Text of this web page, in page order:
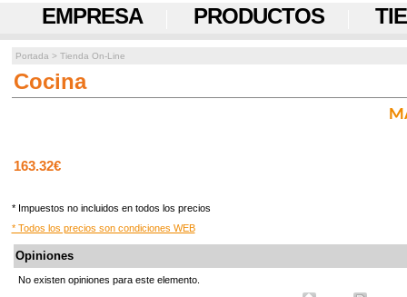
EMPRESA PRODUCTOS
Portada > Tienda On-Line
Cocina
163.32€
* Impuestos no incluidos en todos los precios
* Todos los precios son condiciones WEB
Opiniones
No existen opiniones para este elemento.